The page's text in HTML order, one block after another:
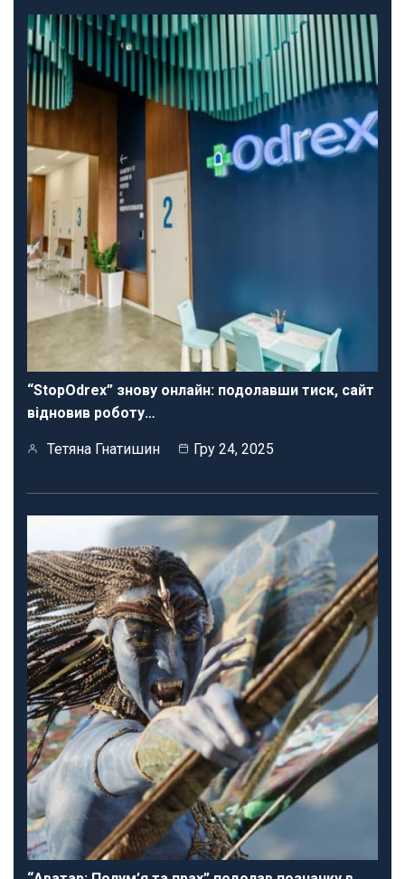
“StopOdrex” знову онлайн: подолавши тиск, сайт
відновив роботу…
Тетяна Гнатишин Гру 24, 2025